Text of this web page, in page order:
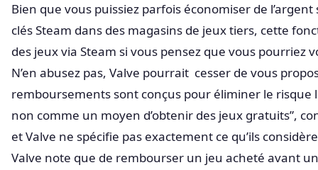
Bien que vous puissiez parfois économiser de
clés Steam dans des magasins de jeux tiers, cette
des jeux via Steam si vous pensez que vous pourriez
N’en abusez pas, Valve pourrait cesser de vous
remboursements sont conçus pour éliminer le risque
non comme un moyen d’obtenir des jeux gratuits”,
et Valve ne spécifie pas exactement ce qu’ils
Valve note que de rembourser un jeu acheté avant